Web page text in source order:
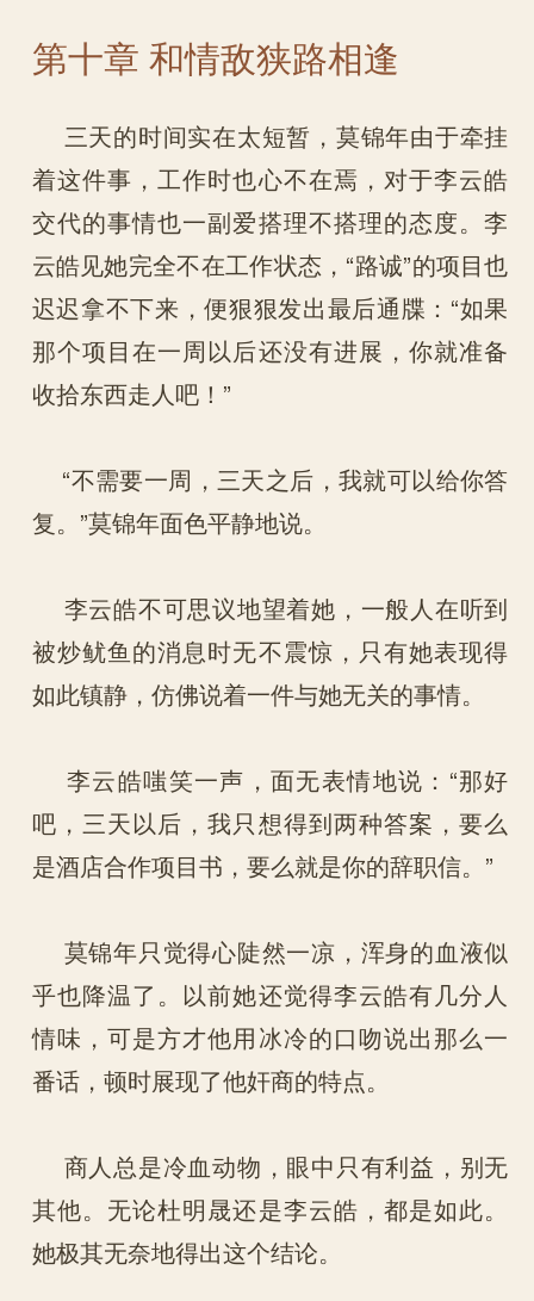
第十章 和情敌狭路相逢
三天的时间实在太短暂，莫锦年由于牵挂
着这件事，工作时也心不在焉，对于李云皓
交代的事情也一副爱搭理不搭理的态度。李
云皓见她完全不在工作状态，“路诚”的项目也
迟迟拿不下来，便狠狠发出最后通牒：“如果
那个项目在一周以后还没有进展，你就准备
收拾东西走人吧！”
“不需要一周，三天之后，我就可以给你答
复。”莫锦年面色平静地说。
李云皓不可思议地望着她，一般人在听到
被炒鱿鱼的消息时无不震惊，只有她表现得
如此镇静，仿佛说着一件与她无关的事情。
李云皓嗤笑一声，面无表情地说：“那好
吧，三天以后，我只想得到两种答案，要么
是酒店合作项目书，要么就是你的辞职信。”
莫锦年只觉得心陡然一凉，浑身的血液似
乎也降温了。以前她还觉得李云皓有几分人
情味，可是方才他用冰冷的口吻说出那么一
番话，顿时展现了他奸商的特点。
商人总是冷血动物，眼中只有利益，别无
其他。无论杜明晟还是李云皓，都是如此。
她极其无奈地得出这个结论。